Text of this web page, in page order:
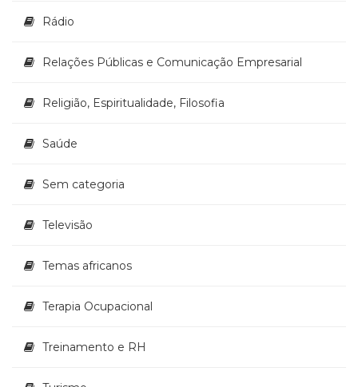
Rádio
Relações Públicas e Comunicação Empresarial
Religião, Espiritualidade, Filosofia
Saúde
Sem categoria
Televisão
Temas africanos
Terapia Ocupacional
Treinamento e RH